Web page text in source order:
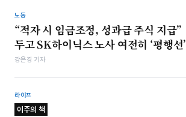
노동
“적자 시 임금조정, 성과급 주식 지급”
두고 SK하이닉스 노사 여전히 ‘평행선’
강은경 기자
라이프
이주의 책